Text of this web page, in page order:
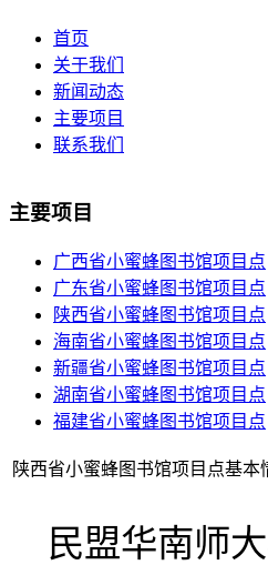
首页
关于我们
新闻动态
主要项目
联系我们
主要项目
广西省小蜜蜂图书馆项目点
广东省小蜜蜂图书馆项目点
陕西省小蜜蜂图书馆项目点
海南省小蜜蜂图书馆项目点
新疆省小蜜蜂图书馆项目点
湖南省小蜜蜂图书馆项目点
福建省小蜜蜂图书馆项目点
陕西省小蜜蜂图书馆项目点基本
民盟华南师大